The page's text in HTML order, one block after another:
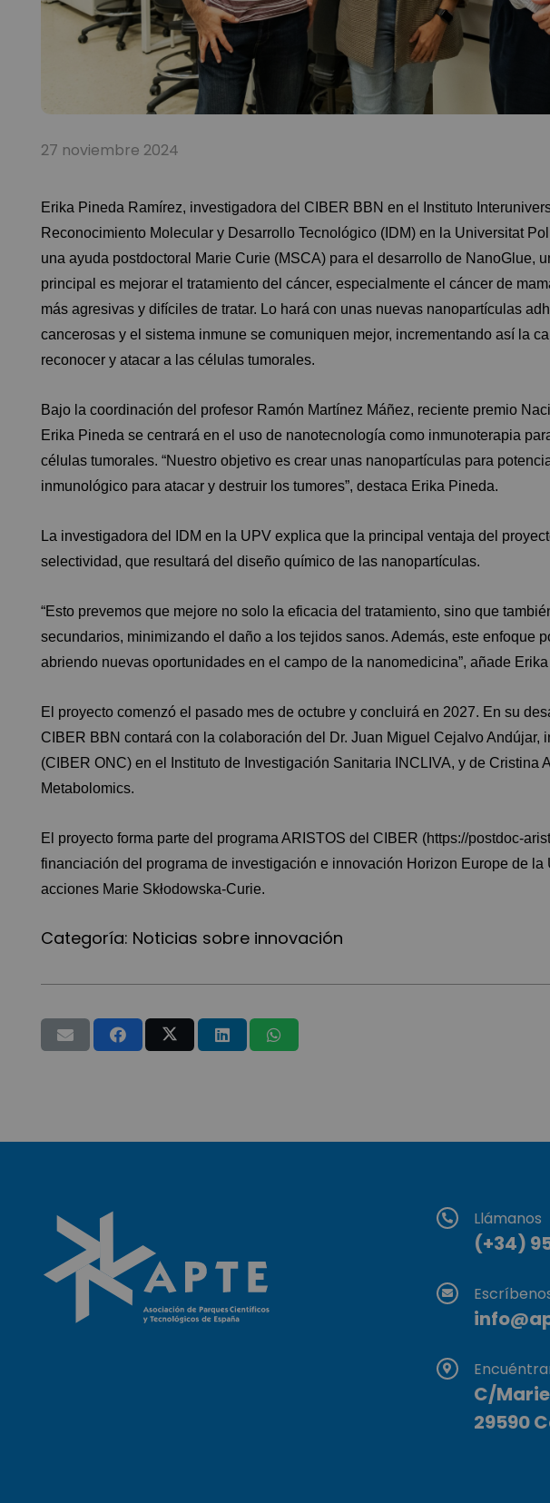
27 noviembre 2024
Erika Pineda Ramírez, investigadora del CIBER BBN en el Instituto
Reconocimiento Molecular y Desarrollo Tecnológico (IDM) en la Universitat
una ayuda postdoctoral Marie Curie (MSCA) para el desarrollo de NanoGlue,
principal es mejorar el tratamiento del cáncer, especialmente el cáncer de
más agresivas y difíciles de tratar. Lo hará con unas nuevas nanopartículas
cancerosas y el sistema inmune se comuniquen mejor, incrementando así la
reconocer y atacar a las células tumorales.
Bajo la coordinación del profesor Ramón Martínez Máñez, reciente premio
Erika Pineda se centrará en el uso de nanotecnología como inmunoterapia
células tumorales. “Nuestro objetivo es crear unas nanopartículas para
inmunológico para atacar y destruir los tumores”, destaca Erika Pineda.
La investigadora del IDM en la UPV explica que la principal ventaja del
selectividad, que resultará del diseño químico de las nanopartículas.
“Esto prevemos que mejore no solo la eficacia del tratamiento, sino que
secundarios, minimizando el daño a los tejidos sanos. Además, este enfoque
abriendo nuevas oportunidades en el campo de la nanomedicina”, añade
El proyecto comenzó el pasado mes de octubre y concluirá en 2027. En su
CIBER BBN contará con la colaboración del Dr. Juan Miguel Cejalvo Andújar,
(CIBER ONC) en el Instituto de Investigación Sanitaria INCLIVA, y de Cristina
Metabolomics.
El proyecto forma parte del programa ARISTOS del CIBER (https://postdoc-
financiación del programa de investigación e innovación Horizon Europe de
acciones Marie Skłodowska-Curie.
Categoría: Noticias sobre innovación
Llámanos
(+34)
C/
29590